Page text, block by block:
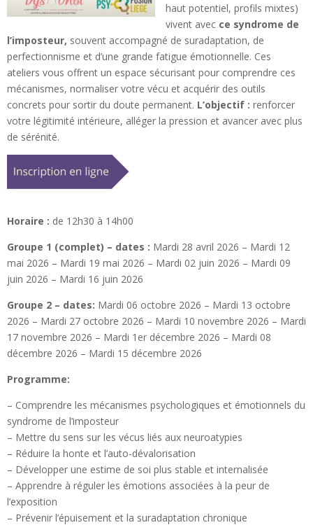
haut potentiel, profils mixtes)
vivent avec ce syndrome de
l’imposteur, souvent accompagné de suradaptation, de
perfectionnisme et d’une grande fatigue émotionnelle. Ces
ateliers vous offrent un espace sécurisant pour comprendre ces
mécanismes, normaliser votre vécu et acquérir des outils
concrets pour sortir du doute permanent. L’objectif : renforcer
votre légitimité intérieure, alléger la pression et avancer avec plus
de sérénité.
Horaire : de 12h30 à 14h00
Groupe 1 (complet) – dates : Mardi 28 avril 2026 – Mardi 12
mai 2026 – Mardi 19 mai 2026 – Mardi 02 juin 2026 – Mardi 09
juin 2026 – Mardi 16 juin 2026
Groupe 2 – dates: Mardi 06 octobre 2026 – Mardi 13 octobre
2026 – Mardi 27 octobre 2026 – Mardi 10 novembre 2026 – Mardi
17 novembre 2026 – Mardi 1er décembre 2026 – Mardi 08
décembre 2026 – Mardi 15 décembre 2026
Programme:
– Comprendre les mécanismes psychologiques et émotionnels du
syndrome de l’imposteur
– Mettre du sens sur les vécus liés aux neuroatypies
– Réduire la honte et l’auto-dévalorisation
– Développer une estime de soi plus stable et internalisée
– Apprendre à réguler les émotions associées à la peur de
l’exposition
– Prévenir l’épuisement et la suradaptation chronique